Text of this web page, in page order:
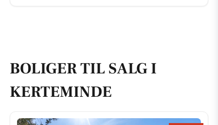
BOLIGER TIL SALG I
KERTEMINDE